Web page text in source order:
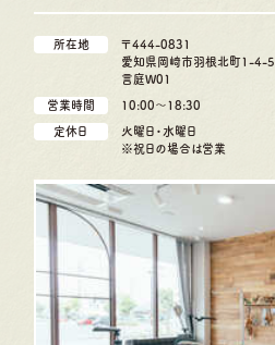
所在地
〒444-0831
愛知県岡崎市羽根北町1-4-5
言庭W01
営業時間 10:00〜18:30
定休日
火曜日・水曜日
※祝日の場合は営業